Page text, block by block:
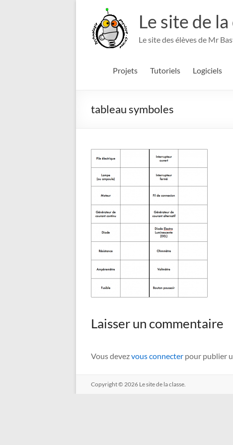
contenu
Le site de
Le site des élèves de Mr
Projets Tutoriels Logiciels
tableau symboles
Laisser un commentaire
Vous devezvous connecter pour publier
Copyright © 2026 Le site de la classe.